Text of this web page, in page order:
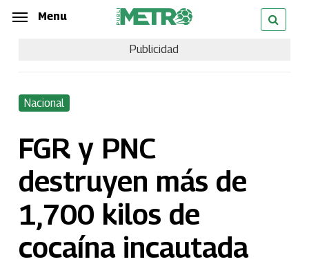
Skip
content
Menu
Publicidad
Nacional
FGR y PNC
destruyen más de
1,700 kilos de
cocaína incautada
Menu